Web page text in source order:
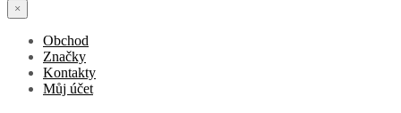
×
Obchod
Značky
Kontakty
Můj účet